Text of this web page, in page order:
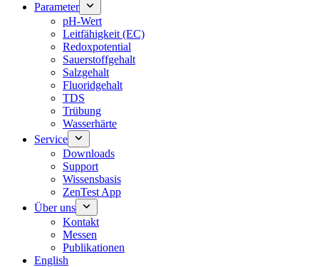
Parameter
pH-Wert
Leitfähigkeit (EC)
Redoxpotential
Sauerstoffgehalt
Salzgehalt
Fluoridgehalt
TDS
Trübung
Wasserhärte
Service
Downloads
Support
Wissensbasis
ZenTest App
Über uns
Kontakt
Messen
Publikationen
English